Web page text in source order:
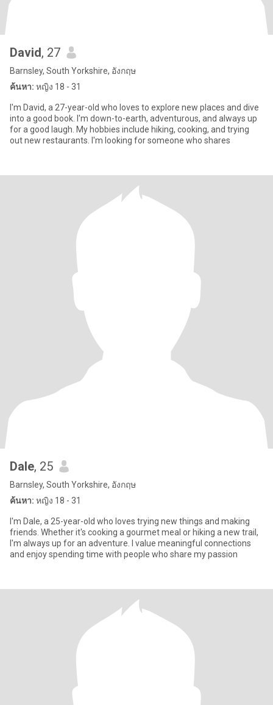
David, 27
Barnsley, South Yorkshire, อังกฤษ
ค้นหา: หญิง 18 - 31
I'm David, a 27-year-old who loves to explore new places and dive
into a good book. I'm down-to-earth, adventurous, and always up
for a good laugh. My hobbies include hiking, cooking, and trying
out new restaurants. I'm looking for someone who shares
Dale, 25
Barnsley, South Yorkshire, อังกฤษ
ค้นหา: หญิง 18 - 31
I'm Dale, a 25-year-old who loves trying new things and making
friends. Whether it's cooking a gourmet meal or hiking a new trail,
I'm always up for an adventure. I value meaningful connections
and enjoy spending time with people who share my passion